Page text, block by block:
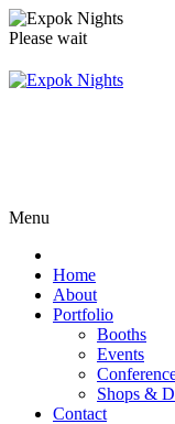
Please wait
Menu
Home
About
Portfolio
Booths
Events
Shops &
Contact